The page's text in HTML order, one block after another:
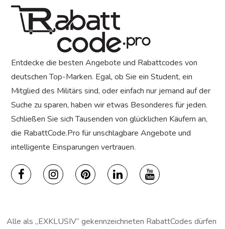
Entdecke die besten Angebote und Rabattcodes von
deutschen Top-Marken. Egal, ob Sie ein Student, ein
Mitglied des Militärs sind, oder einfach nur jemand auf der
Suche zu sparen, haben wir etwas Besonderes für jeden.
Schließen Sie sich Tausenden von glücklichen Käufern an,
die RabattCode.Pro für unschlagbare Angebote und
intelligente Einsparungen vertrauen.
Alle als „EXKLUSIV“ gekennzeichneten RabattCodes dürfen